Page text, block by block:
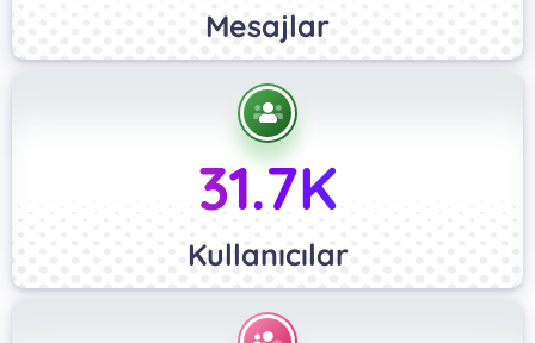
Mesajlar
31.7K
Kullanıcılar